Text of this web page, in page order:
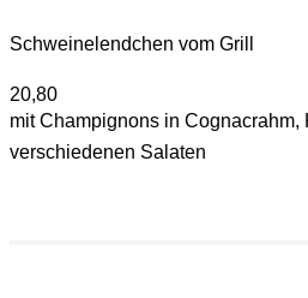
Schweinelendchen vom Grill
20,80
mit Champignons in Cognacrahm,
verschiedenen Salaten